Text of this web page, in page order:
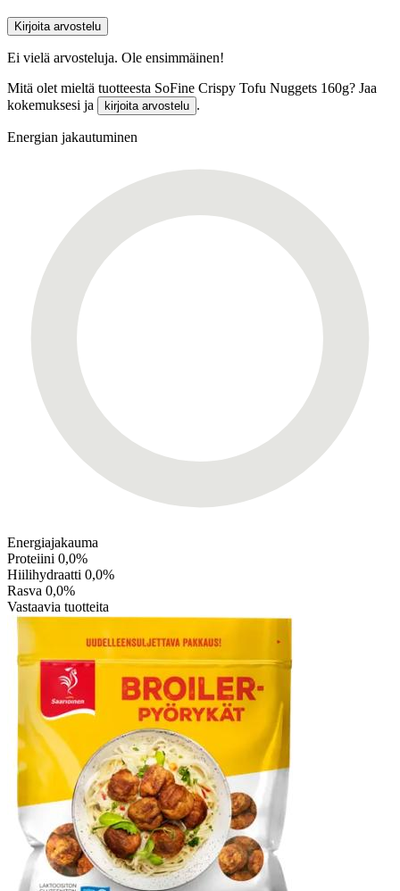
Kirjoita arvostelu
Ei vielä arvosteluja. Ole ensimmäinen!
Mitä olet mieltä tuotteesta SoFine Crispy Tofu Nuggets 160g? Jaa
kokemuksesi ja
kirjoita arvostelu .
Energian jakautuminen
Energiajakauma
Proteiini 0,0%
Hiilihydraatti 0,0%
Rasva 0,0%
Vastaavia tuotteita